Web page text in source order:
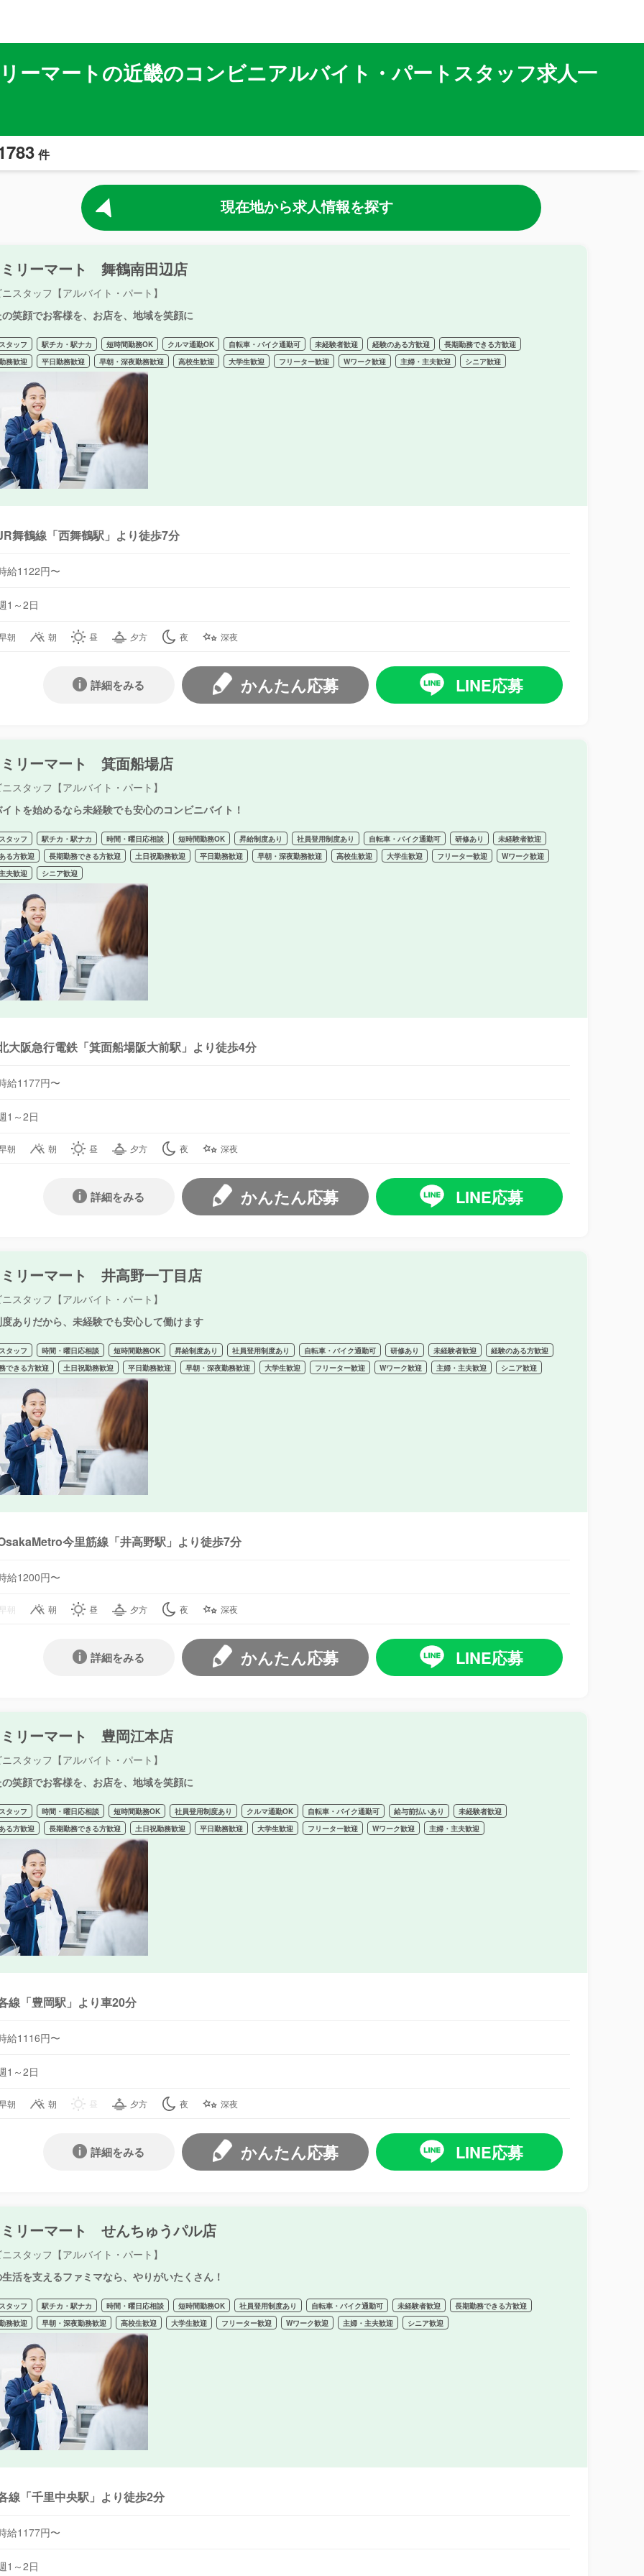
ーマートの近畿のコンビニアルバイト・パートスタッフ求人一
件
現在地から求人情報を探す
リーマート 舞鶴南田辺店
スタッフ【アルバイト・パート】
笑顔でお客様を、お店を、地域を笑顔に
タッフ 駅チカ・駅ナカ 短時間勤務OK クルマ通勤OK 自転車・バイク通勤可 未経験者歓迎 経験のある方歓迎
長期勤務できる方歓迎
務歓迎
平日勤務歓迎 早朝・深夜勤務歓迎 高校生歓迎 大学生歓迎 フリーター歓迎 Wワーク歓迎 主婦・主夫歓迎 シニア歓迎
舞鶴線「西舞鶴駅」より徒歩7分
給1122円〜
1～2日
朝 朝 昼 夕方 夜 深夜
LINE応募
かんたん応募
詳細をみる
リーマート 箕面船場店
スタッフ【アルバイト・パート】
トを始めるなら未経験でも安心のコンビニバイト！
タッフ 駅チカ・駅ナカ 時間・曜日応相談 短時間勤務OK 昇給制度あり 社員登用制度あり 自転車・バイク通勤可 研修あり
未経験者歓迎
る方歓迎
長期勤務できる方歓迎 土日祝勤務歓迎 平日勤務歓迎 早朝・深夜勤務歓迎 高校生歓迎 大学生歓迎 フリーター歓迎
Wワーク歓迎
夫歓迎
シニア歓迎
大阪急行電鉄「箕面船場阪大前駅」より徒歩4分
給1177円〜
1～2日
朝 朝 昼 夕方 夜 深夜
LINE応募
かんたん応募
詳細をみる
リーマート 井高野一丁目店
スタッフ【アルバイト・パート】
ありだから、未経験でも安心して働けます
タッフ 時間・曜日応相談 短時間勤務OK 昇給制度あり 社員登用制度あり 自転車・バイク通勤可 研修あり 未経験者歓迎
経験のある方歓迎
できる方歓迎
土日祝勤務歓迎 平日勤務歓迎 早朝・深夜勤務歓迎 大学生歓迎 フリーター歓迎 Wワーク歓迎 主婦・主夫歓迎 シニア歓迎
今里筋線「井高野駅」より徒歩7分
給1200円〜
朝 朝 昼 夕方 夜 深夜
LINE応募
かんたん応募
詳細をみる
リーマート 豊岡江本店
スタッフ【アルバイト・パート】
笑顔でお客様を、お店を、地域を笑顔に
タッフ 時間・曜日応相談 短時間勤務OK 社員登用制度あり クルマ通勤OK 自転車・バイク通勤可 給与前払いあり
未経験者歓迎
る方歓迎
長期勤務できる方歓迎 土日祝勤務歓迎 平日勤務歓迎 大学生歓迎 フリーター歓迎 Wワーク歓迎 主婦・主夫歓迎
線「豊岡駅」より車20分
給1116円〜
1～2日
朝 朝 昼 夕方 夜 深夜
LINE応募
かんたん応募
詳細をみる
リーマート せんちゅうパル店
スタッフ【アルバイト・パート】
活を支えるファミマなら、やりがいたくさん！
タッフ 駅チカ・駅ナカ 時間・曜日応相談 短時間勤務OK 社員登用制度あり 自転車・バイク通勤可 未経験者歓迎
長期勤務できる方歓迎
務歓迎
早朝・深夜勤務歓迎 高校生歓迎 大学生歓迎 フリーター歓迎 Wワーク歓迎 主婦・主夫歓迎 シニア歓迎
線「千里中央駅」より徒歩2分
給1177円〜
1～2日